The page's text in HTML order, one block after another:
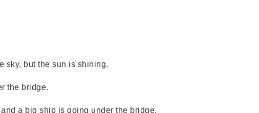
but the sun is shining.
the bridge.
a big ship is going under the bridge.